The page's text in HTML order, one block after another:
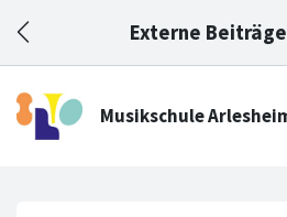
Externe Beiträge